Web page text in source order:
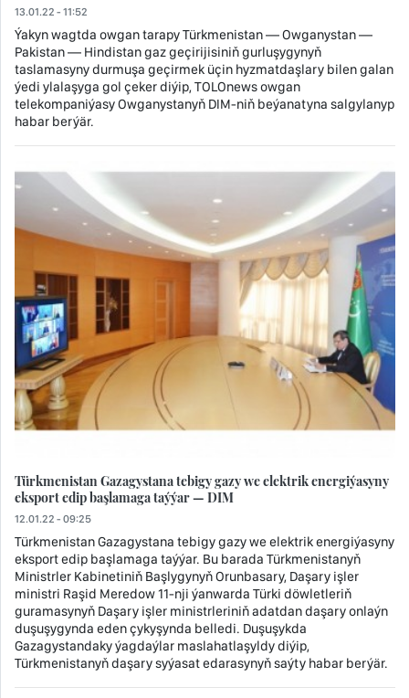
13.01.22 - 11:52
Ýakyn wagtda owgan tarapy Türkmenistan — Owganystan —
Pakistan — Hindistan gaz geçirijisiniň gurluşygynyň
taslamasyny durmuşa geçirmek üçin hyzmatdaşlary bilen galan
ýedi ylalaşyga gol çeker diýip, TOLOnews owgan
telekompaniýasy Owganystanyň DIM-niň beýanatyna salgylanyp
habar berýär.
Türkmenistan Gazagystana tebigy gazy we elektrik energiýasyny
eksport edip başlamaga taýýar — DIM
12.01.22 - 09:25
Türkmenistan Gazagystana tebigy gazy we elektrik energiýasyny
eksport edip başlamaga taýýar. Bu barada Türkmenistanyň
Ministrler Kabinetiniň Başlygynyň Orunbasary, Daşary işler
ministri Raşid Meredow 11-nji ýanwarda Türki döwletleriň
guramasynyň Daşary işler ministrleriniň adatdan daşary onlaýn
duşuşygynda eden çykyşynda belledi. Duşuşykda
Gazagystandaky ýagdaýlar maslahatlaşyldy diýip,
Türkmenistanyň daşary syýasat edarasynyň saýty habar berýär.